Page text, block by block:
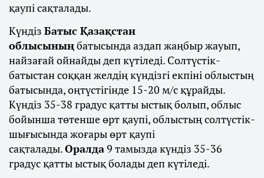
қаупі сақталады.
Күндіз Батыс Қазақстан
облысыныңбатысында аздап жаңбыр жауып,
найзағай ойнайды деп күтіледі. Солтүстік-
батыстан соққан желдің күндізгі екпіні облыстың
батысында, оңтүстігінде 15-20 м/с құрайды.
Күндіз 35-38 градус қатты ыстық болып, облыс
бойынша төтенше өрт қаупі, облыстың солтүстік-
шығысында жоғары өрт қаупі
сақталады.Оралда9 тамызда күндіз 35-36
градус қатты ыстық болады деп күтіледі.